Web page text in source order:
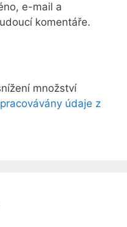
e-mail a
komentáře.
množství
údaje z